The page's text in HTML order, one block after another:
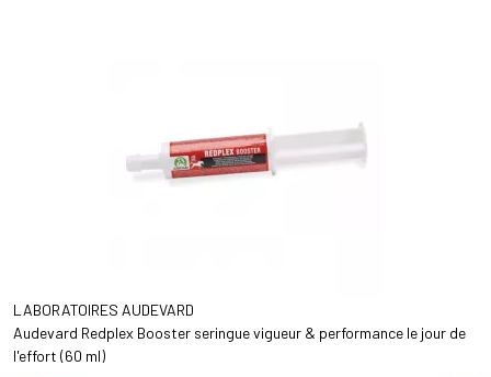
LABORATOIRES AUDEVARD
Audevard Redplex Booster seringue vigueur & performance le jour de
l'effort (60 ml)